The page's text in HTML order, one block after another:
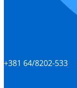
+381 64/8202-533